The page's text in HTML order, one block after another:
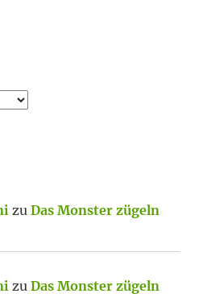
zuDas Monster zügeln
zuDas Monster zügeln